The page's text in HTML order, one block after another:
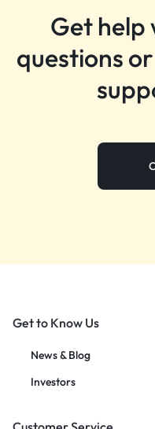
Get help
questions
Get to Know Us
News & Blog
Investors